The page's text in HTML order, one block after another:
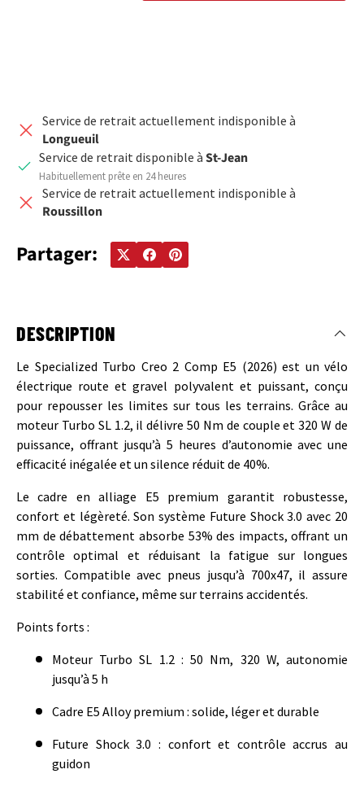
Service de retrait actuellement indisponible à
Longueuil
Service de retrait disponible à St-Jean
Habituellement prête en 24 heures
Service de retrait actuellement indisponible à
Roussillon
Partager:
DESCRIPTION
Le Specialized Turbo Creo 2 Comp E5 (2026) est un vélo
électrique route et gravel polyvalent et puissant, conçu
pour repousser les limites sur tous les terrains. Grâce au
moteur Turbo SL 1.2, il délivre 50 Nm de couple et 320 W de
puissance, offrant jusqu’à 5 heures d’autonomie avec une
efficacité inégalée et un silence réduit de 40%.
Le cadre en alliage E5 premium garantit robustesse,
confort et légèreté. Son système Future Shock 3.0 avec 20
mm de débattement absorbe 53% des impacts, offrant un
contrôle optimal et réduisant la fatigue sur longues
sorties. Compatible avec pneus jusqu’à 700x47, il assure
stabilité et confiance, même sur terrains accidentés.
Points forts :
Moteur Turbo SL 1.2 : 50 Nm, 320 W, autonomie
jusqu’à 5 h
Cadre E5 Alloy premium : solide, léger et durable
Future Shock 3.0 : confort et contrôle accrus au
guidon